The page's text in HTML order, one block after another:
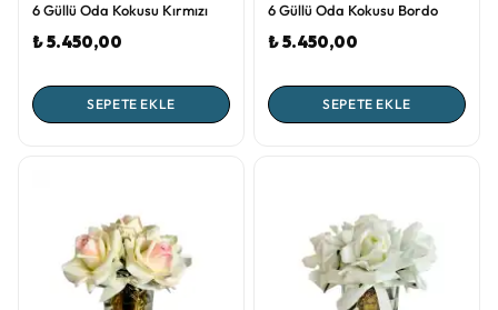
6 Güllü Oda Kokusu Kırmızı
₺ 5.450,00
SEPETE EKLE
6 Güllü Oda Kokusu Bordo
₺ 5.450,00
SEPETE EKLE